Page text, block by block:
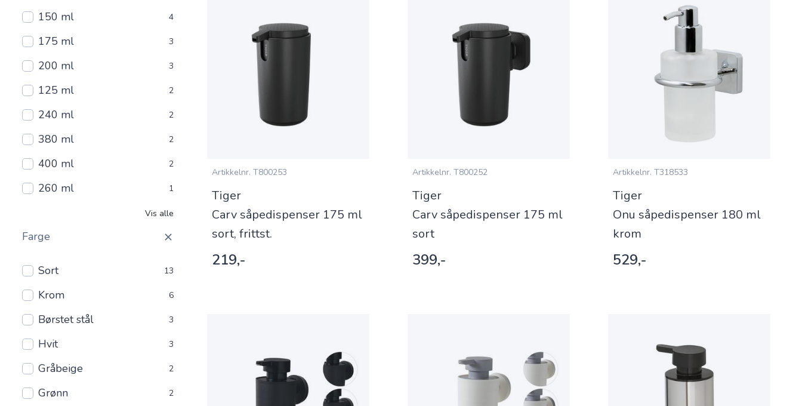
150 ml 4
175 ml 3
200 ml 3
125 ml 2
240 ml 2
380 ml 2
400 ml 2
260 ml 1
Vis alle
Farge
Sort 13
Krom 6
Børstet stål 3
Hvit 3
Gråbeige 2
Grønn 2
Artikkelnr. T800253
Tiger
Carv såpedispenser 175 ml
sort, frittst.
219,-
Artikkelnr. T800252
Tiger
Carv såpedispenser 175 ml
sort
399,-
Artikkelnr. T318533
Tiger
Onu såpedispenser 180 ml
krom
529,-